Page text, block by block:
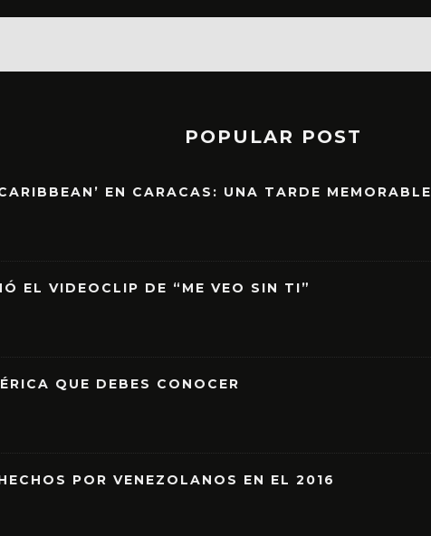
POPULAR POST
EN CARACAS: UNA TARDE MEMORABLE
EL VIDEOCLIP DE “ME VEO SIN TI”
QUE DEBES CONOCER
POR VENEZOLANOS EN EL 2016